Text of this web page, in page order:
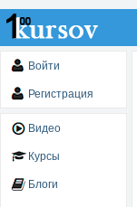
Войти
Регистрация
Видео
Курсы
Блоги